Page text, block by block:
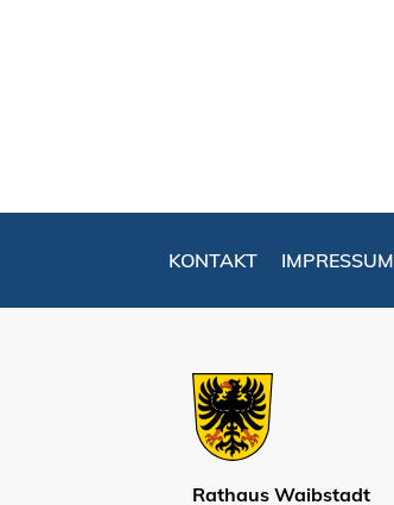
KONTAKT IMPRESSUM
Rathaus Waibstadt